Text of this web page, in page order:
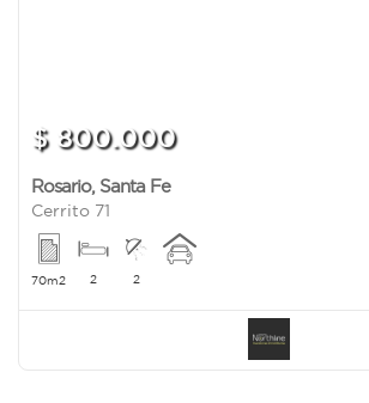
$ 800.000
Rosario, Santa Fe
Cerrito 71
70m2 2 2